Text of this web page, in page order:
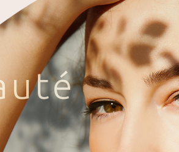
uté